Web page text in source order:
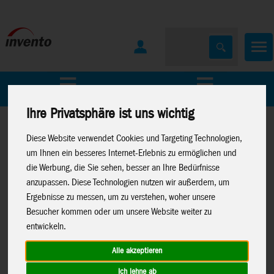
Ihre Privatsphäre ist uns wichtig
Diese Website verwendet Cookies und Targeting Technologien,
um Ihnen ein besseres Internet-Erlebnis zu ermöglichen und
die Werbung, die Sie sehen, besser an Ihre Bedürfnisse
anzupassen. Diese Technologien nutzen wir außerdem, um
Ergebnisse zu messen, um zu verstehen, woher unsere
Besucher kommen oder um unsere Website weiter zu
entwickeln.
Alle akzeptieren
Ich lehne ab
Home Marken
Home>Windspiele>Metall-Windspiele
Kinetic Art: Paddle Wheel 7.1.00414.00